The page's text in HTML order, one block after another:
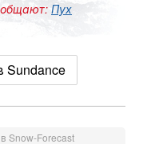
Пух
Sundance
Snow-Forecast